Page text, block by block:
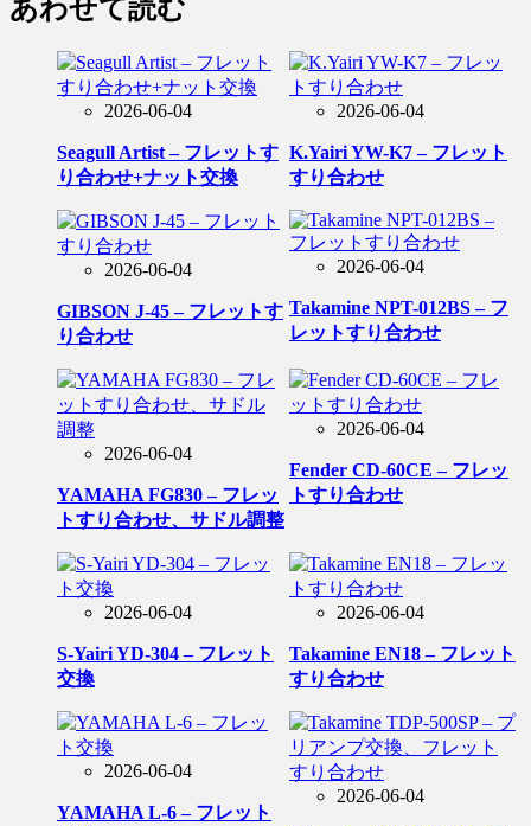
あわせて読む
2026-06-04
Seagull Artist – フレットす
り合わせ+ナット交換
2026-06-04
K.Yairi YW-K7 – フレット
すり合わせ
2026-06-04
GIBSON J-45 – フレットす
り合わせ
2026-06-04
Takamine NPT-012BS – フ
レットすり合わせ
2026-06-04
YAMAHA FG830 – フレッ
トすり合わせ、サドル調整
2026-06-04
Fender CD-60CE – フレッ
トすり合わせ
2026-06-04
S-Yairi YD-304 – フレット
交換
2026-06-04
Takamine EN18 – フレット
すり合わせ
2026-06-04
YAMAHA L-6 – フレット
2026-06-04